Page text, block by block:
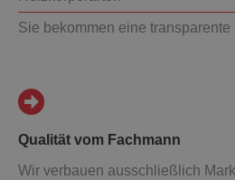
Sie bekommen eine
Qualität vom Fachmann
Wir verbauen ausschließlich